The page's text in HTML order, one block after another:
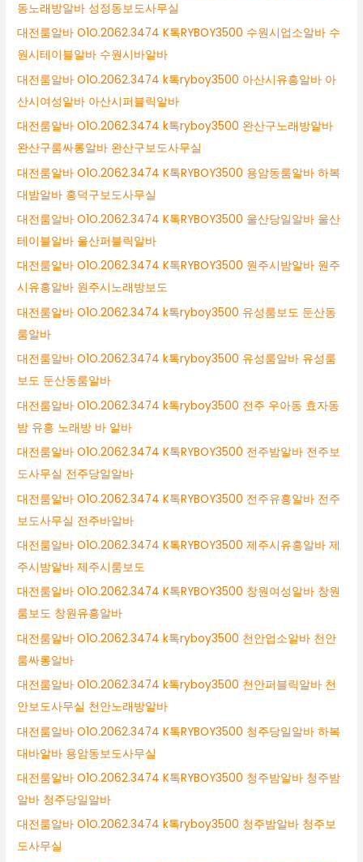
동노래방알바 성정동보도사무실
대전룸알바 O1O.2062.3474 K톡RYBOY3500 수원시업소알바 수
원시테이블알바 수원시바알바
대전룸알바 O1O.2062.3474 k톡ryboy3500 아산시유흥알바 아
산시여성알바 아산시퍼블릭알바
대전룸알바 O1O.2062.3474 k톡ryboy3500 완산구노래방알바
완산구룸싸롱알바 완산구보도사무실
대전룸알바 O1O.2062.3474 K톡RYBOY3500 용암동룸알바 하복
대밤알바 흥덕구보도사무실
대전룸알바 O1O.2062.3474 K톡RYBOY3500 울산당일알바 울산
테이블알바 울산퍼블릭알바
대전룸알바 O1O.2062.3474 K톡RYBOY3500 원주시밤알바 원주
시유흥알바 원주시노래방보도
대전룸알바 O1O.2062.3474 k톡ryboy3500 유성룸보도 둔산동
룸알바
대전룸알바 O1O.2062.3474 k톡ryboy3500 유성룸알바 유성룸
보도 둔산동룸알바
대전룸알바 O1O.2062.3474 k톡ryboy3500 전주 우아동 효자동
밤 유흥 노래방 바 알바
대전룸알바 O1O.2062.3474 K톡RYBOY3500 전주밤알바 전주보
도사무실 전주당일알바
대전룸알바 O1O.2062.3474 K톡RYBOY3500 전주유흥알바 전주
보도사무실 전주바알바
대전룸알바 O1O.2062.3474 K톡RYBOY3500 제주시유흥알바 제
주시밤알바 제주시룸보도
대전룸알바 O1O.2062.3474 K톡RYBOY3500 창원여성알바 창원
룸보도 창원유흥알바
대전룸알바 O1O.2062.3474 k톡ryboy3500 천안업소알바 천안
룸싸롱알바
대전룸알바 O1O.2062.3474 k톡ryboy3500 천안퍼블릭알바 천
안보도사무실 천안노래방알바
대전룸알바 O1O.2062.3474 K톡RYBOY3500 청주당일알바 하복
대바알바 용암동보도사무실
대전룸알바 O1O.2062.3474 K톡RYBOY3500 청주밤알바 청주밤
알바 청주당일알바
대전룸알바 O1O.2062.3474 k톡ryboy3500 청주밤알바 청주보
도사무실